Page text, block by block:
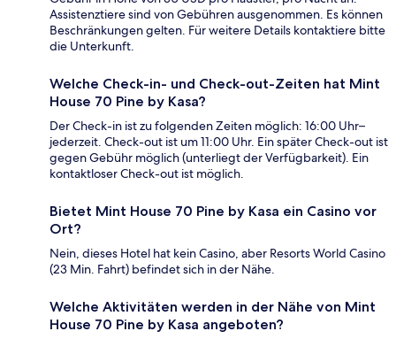
Assistenztiere sind von Gebühren ausgenommen. Es können
Beschränkungen gelten. Für weitere Details kontaktiere bitte
die Unterkunft.
Welche Check-in- und Check-out-Zeiten hat Mint
House 70 Pine by Kasa?
Der Check-in ist zu folgenden Zeiten möglich: 16:00 Uhr–
jederzeit. Check-out ist um 11:00 Uhr. Ein später Check-out ist
gegen Gebühr möglich (unterliegt der Verfügbarkeit). Ein
kontaktloser Check-out ist möglich.
Bietet Mint House 70 Pine by Kasa ein Casino vor
Ort?
Nein, dieses Hotel hat kein Casino, aber Resorts World Casino
(23 Min. Fahrt) befindet sich in der Nähe.
Welche Aktivitäten werden in der Nähe von Mint
House 70 Pine by Kasa angeboten?